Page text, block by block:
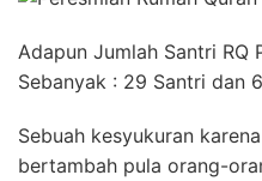
Adapun Jumlah Santri RQ
Sebanyak : 29 Santri dan
Sebuah kesyukuran
bertambah pula orang-